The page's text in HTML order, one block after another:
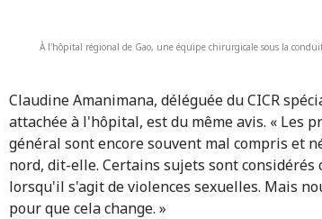
À l'hôpital régional de Gao, une équipe chirurgicale sous la
Claudine Amanimana, déléguée du CICR
attachée à l'hôpital, est du même avis. « Les
général sont encore souvent mal compris et
nord, dit-elle. Certains sujets sont
lorsqu'il s'agit de violences sexuelles. Mais
pour que cela change. »